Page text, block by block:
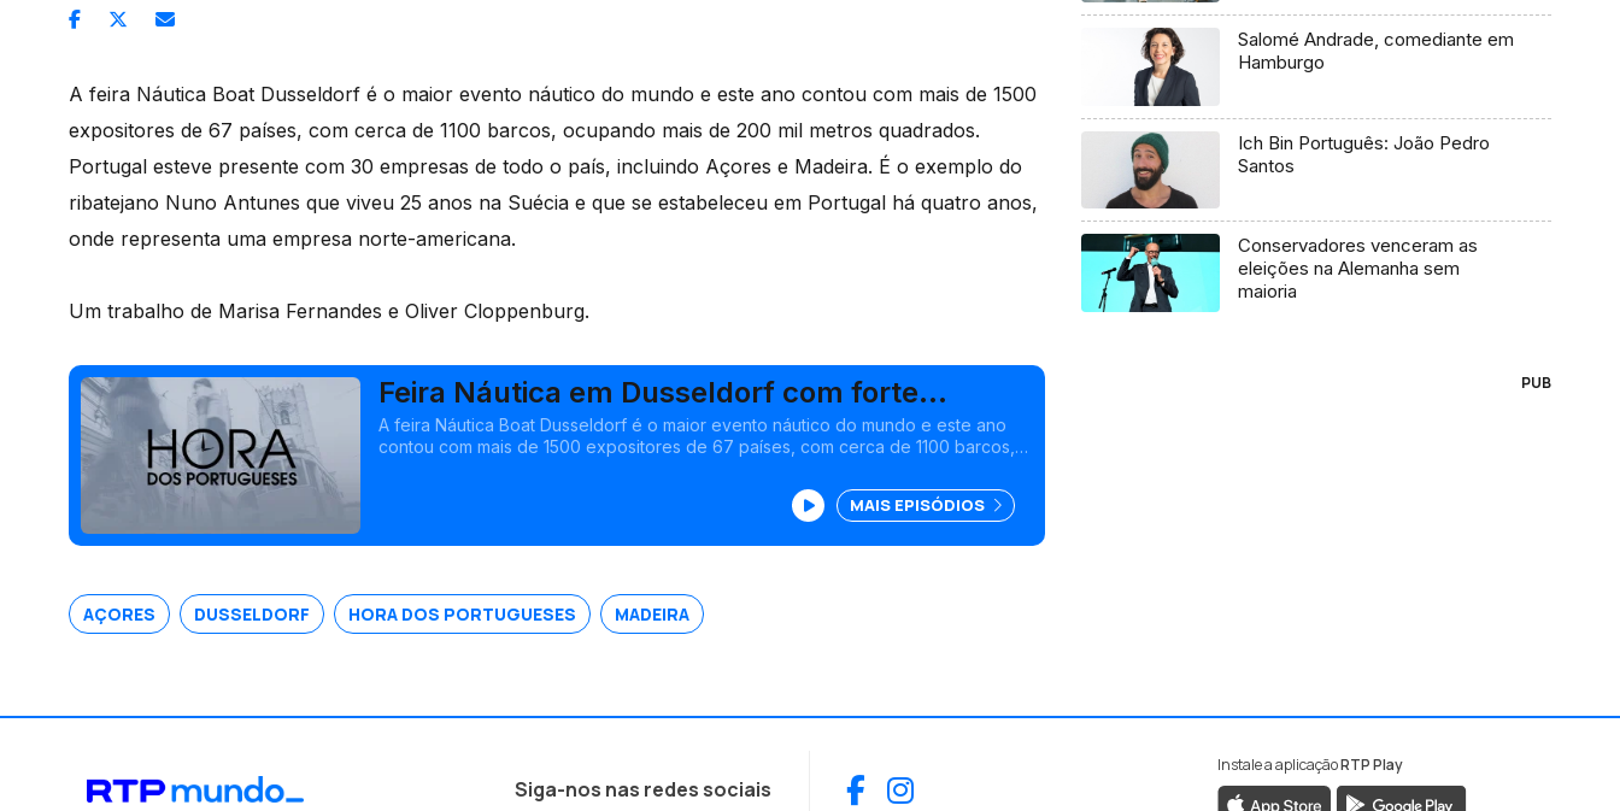
A feira Náutica Boat Dusseldorf é o maior evento náutico do mundo e este ano contou com mais de 1500
expositores de 67 países, com cerca de 1100 barcos, ocupando mais de 200 mil metros quadrados.
Portugal esteve presente com 30 empresas de todo o país, incluindo Açores e Madeira. É o exemplo do
ribatejano Nuno Antunes que viveu 25 anos na Suécia e que se estabeleceu em Portugal há quatro anos,
onde representa uma empresa norte-americana.
Um trabalho de Marisa Fernandes e Oliver Cloppenburg.
Feira Náutica em Dusseldorf com forte
presença lusa
A feira Náutica Boat Dusseldorf é o maior evento náutico do mundo e este ano
contou com mais de 1500 expositores de 67 países, com cerca de 1100 barcos,
com 30 empresas de todo o país, incluindo Açores e Madeira.<br />
MAIS EPISÓDIOS
AÇORES DUSSELDORF HORA DOS PORTUGUESES MADEIRA
Salomé Andrade, comediante em
Hamburgo
Ich Bin Português: João Pedro
Santos
Conservadores venceram as
eleições na Alemanha sem
maioria
PUB
Siga-nos nas redes sociais Facebook
Instagram
Instale a aplicaçãoRTP Play